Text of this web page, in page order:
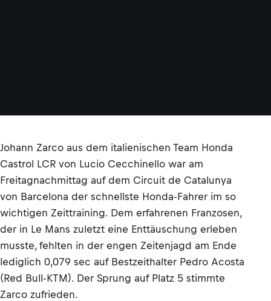
Johann Zarco aus dem italienischen Team Honda
Castrol LCR von Lucio Cecchinello war am
Freitagnachmittag auf dem Circuit de Catalunya
von Barcelona der schnellste Honda-Fahrer im so
wichtigen Zeittraining. Dem erfahrenen Franzosen,
der in Le Mans zuletzt eine Enttäuschung erleben
musste, fehlten in der engen Zeitenjagd am Ende
lediglich 0,079 sec auf Bestzeithalter Pedro Acosta
(Red Bull-KTM). Der Sprung auf Platz 5 stimmte
Zarco zufrieden.